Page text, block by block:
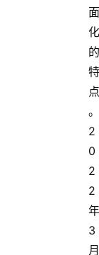
面
化
的
特
点
。
2
0
2
2
年
3
月